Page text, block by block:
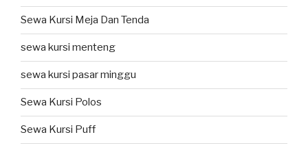
Sewa Kursi Meja Dan Tenda
sewa kursi menteng
sewa kursi pasar minggu
Sewa Kursi Polos
Sewa Kursi Puff